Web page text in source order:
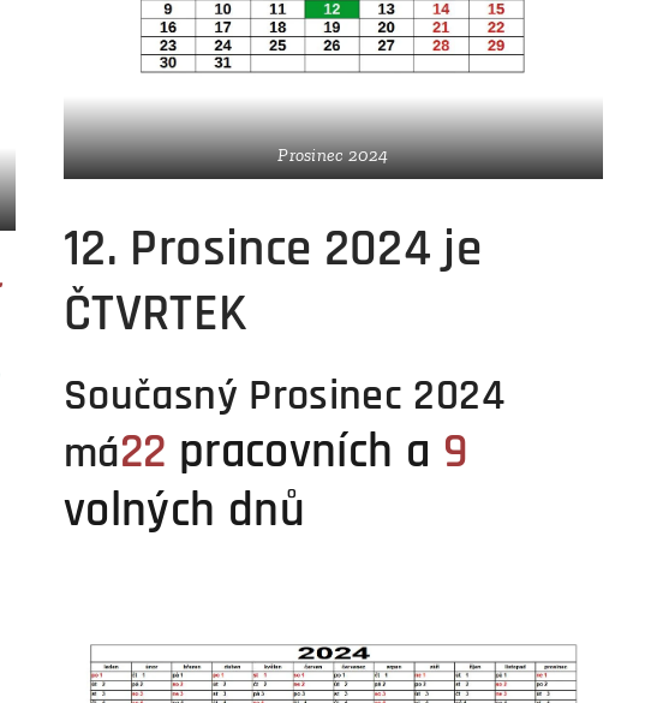
Prosinec 2024
12. Prosince 2024 je
ČTVRTEK
Současný Prosinec 2024
má22 pracovních a 9
volných dnů